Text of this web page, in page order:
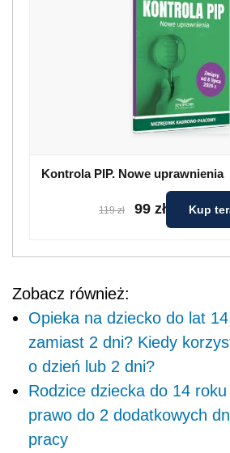
Kontrola PIP. Nowe uprawnienia
119 zł 99 zł Kup
Zobacz również:
Opieka na dziecko do lat
zamiast 2 dni? Kiedy
o dzień lub 2 dni?
Rodzice dziecka do 14
prawo do 2 dodatkowych
pracy